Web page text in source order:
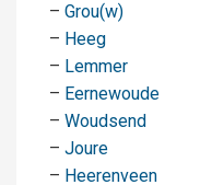
– Grou(w)
– Heeg
– Lemmer
– Eernewoude
– Woudsend
– Joure
– Heerenveen